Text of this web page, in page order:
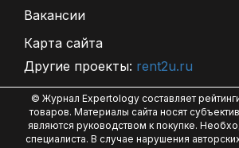
Вакансии
Карта сайта
Другие проекты: rent2u.ru
© Журнал Expertology составляет
товаров. Материалы сайта носят
являются руководством к покупке.
специалиста. В случае нарушения